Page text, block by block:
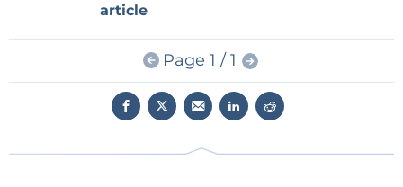
article
Page 1 / 1